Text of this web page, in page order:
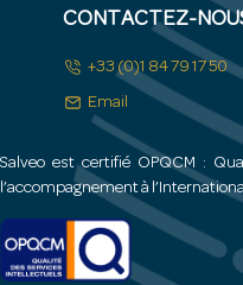
CONTACTEZ-
+33 (0)1 84 79 17 50
Email
Salveo est certifié OPQCM :
l’accompagnement à